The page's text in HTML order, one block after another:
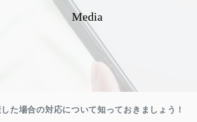
Media
た場合の対応について知っておきましょう！